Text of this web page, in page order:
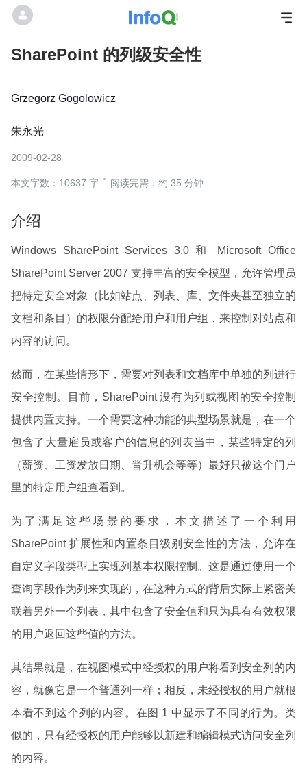
SharePoint 的列级安全性
Grzegorz Gogolowicz
朱永光
2009-02-28
本文字数：10637 字 阅读完需：约 35 分钟
介绍
Windows SharePoint Services 3.0 和 Microsoft Office
SharePoint Server 2007 支持丰富的安全模型，允许管理员
把特定安全对象（比如站点、列表、库、文件夹甚至独立的
文档和条目）的权限分配给用户和用户组，来控制对站点和
内容的访问。
然而，在某些情形下，需要对列表和文档库中单独的列进行
安全控制。目前，SharePoint 没有为列或视图的安全控制
提供内置支持。一个需要这种功能的典型场景就是，在一个
包含了大量雇员或客户的信息的列表当中，某些特定的列
（薪资、工资发放日期、晋升机会等等）最好只被这个门户
里的特定用户组查看到。
为了满足这些场景的要求，本文描述了一个利用
SharePoint 扩展性和内置条目级别安全性的方法，允许在
自定义字段类型上实现列基本权限控制。这是通过使用一个
查询字段作为列来实现的，在这种方式的背后实际上紧密关
联着另外一个列表，其中包含了安全值和只为具有有效权限
的用户返回这些值的方法。
其结果就是，在视图模式中经授权的用户将看到安全列的内
容，就像它是一个普通列一样；相反，未经授权的用户就根
本看不到这个列的内容。在图 1 中显示了不同的行为。类
似的，只有经授权的用户能够以新建和编辑模式访问安全列
的内容。